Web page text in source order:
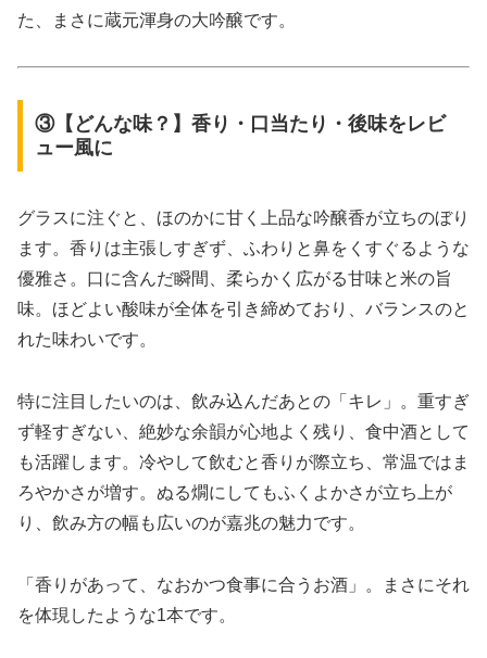
た、まさに蔵元渾身の大吟醸です。
③【どんな味？】香り・口当たり・後味をレビ
ュー風に
グラスに注ぐと、ほのかに甘く上品な吟醸香が立ちのぼり
ます。香りは主張しすぎず、ふわりと鼻をくすぐるような
優雅さ。口に含んだ瞬間、柔らかく広がる甘味と米の旨
味。ほどよい酸味が全体を引き締めており、バランスのと
れた味わいです。
特に注目したいのは、飲み込んだあとの「キレ」。重すぎ
ず軽すぎない、絶妙な余韻が心地よく残り、食中酒として
も活躍します。冷やして飲むと香りが際立ち、常温ではま
ろやかさが増す。ぬる燗にしてもふくよかさが立ち上が
り、飲み方の幅も広いのが嘉兆の魅力です。
「香りがあって、なおかつ食事に合うお酒」。まさにそれ
を体現したような1本です。